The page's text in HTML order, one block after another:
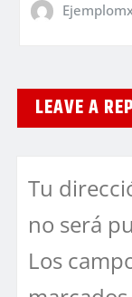
LEAVE A
Tu
no será
Los